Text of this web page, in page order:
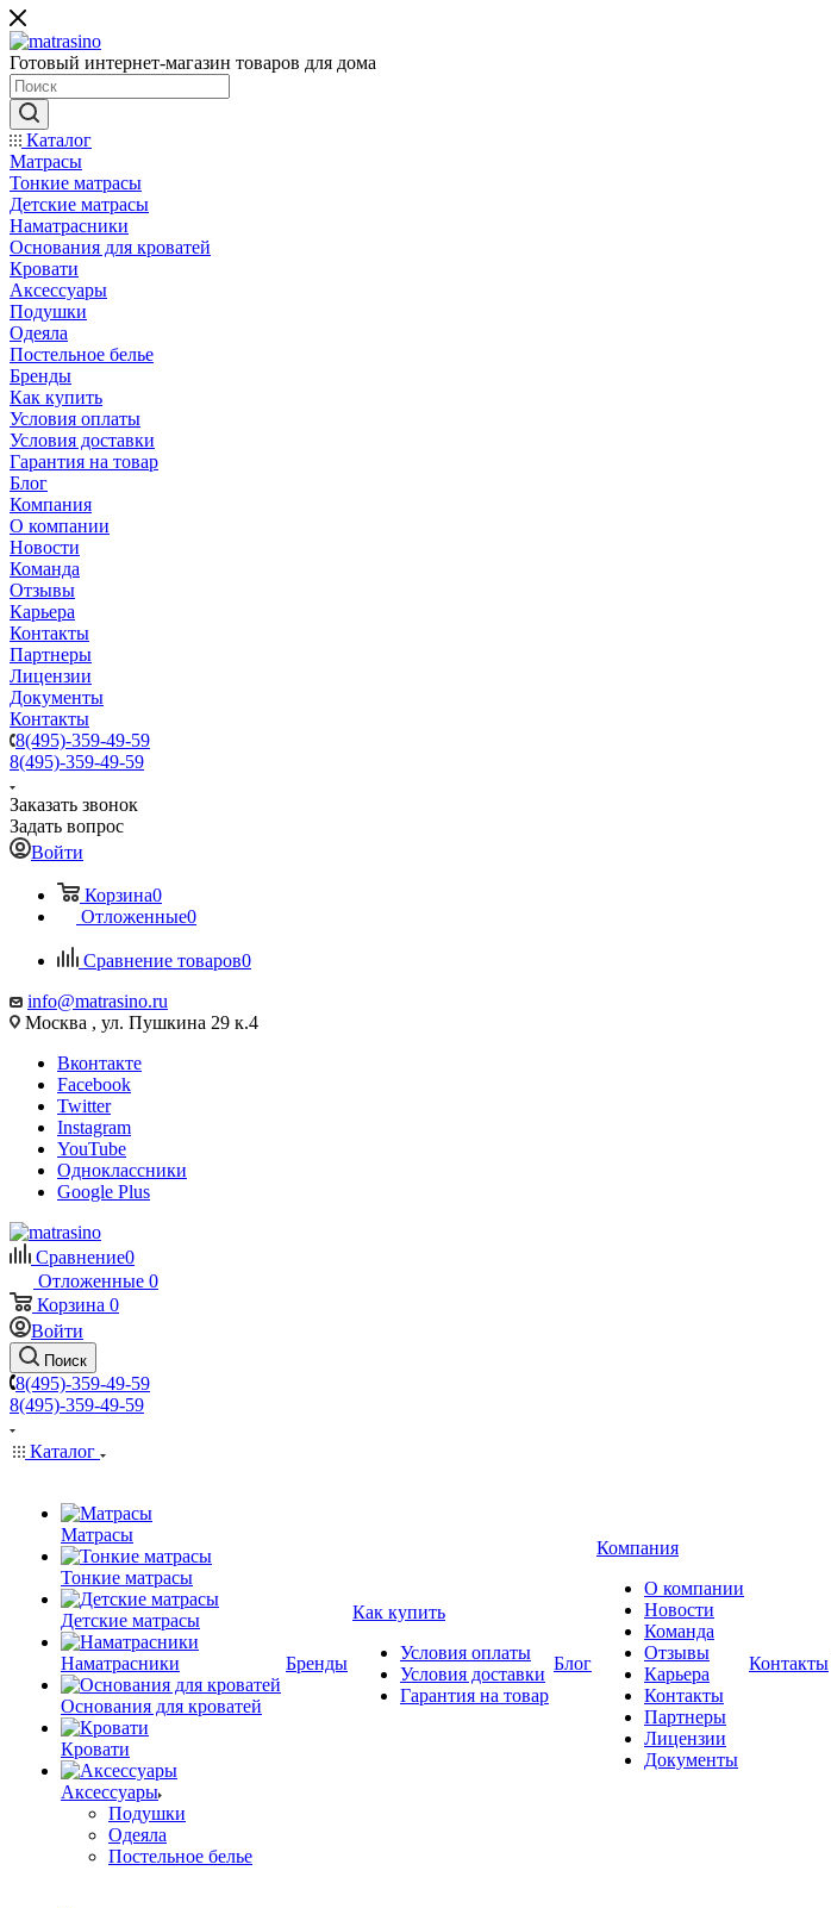
Готовый интернет-магазин товаров для дома
Каталог
Матрасы
Тонкие матрасы
Детские матрасы
Наматрасники
Основания для кроватей
Кровати
Аксессуары
Подушки
Одеяла
Постельное белье
Бренды
Как купить
Условия оплаты
Условия доставки
Гарантия на товар
Блог
Компания
О компании
Новости
Команда
Отзывы
Карьера
Контакты
Партнеры
Лицензии
Документы
Контакты
8(495)-359-49-59
8(495)-359-49-59
Заказать звонок
Задать вопрос
Войти
Корзина0
Отложенные0
Сравнение товаров0
info@matrasino.ru
Москва , ул. Пушкина 29 к.4
Вконтакте
Facebook
Twitter
Instagram
YouTube
Одноклассники
Google Plus
Сравнение0
Отложенные 0
Корзина 0
Войти
Поиск
8(495)-359-49-59
8(495)-359-49-59
Каталог
Матрасы
Тонкие матрасы
Детские матрасы
Наматрасники
Основания для кроватей
Кровати
Аксессуары
Подушки
Одеяла
Постельное белье
Бренды
Как купить
Условия оплаты
Условия доставки
Гарантия на товар
Блог
Компания
О компании
Новости
Команда
Отзывы
Карьера
Контакты
Партнеры
Лицензии
Документы
Контакты